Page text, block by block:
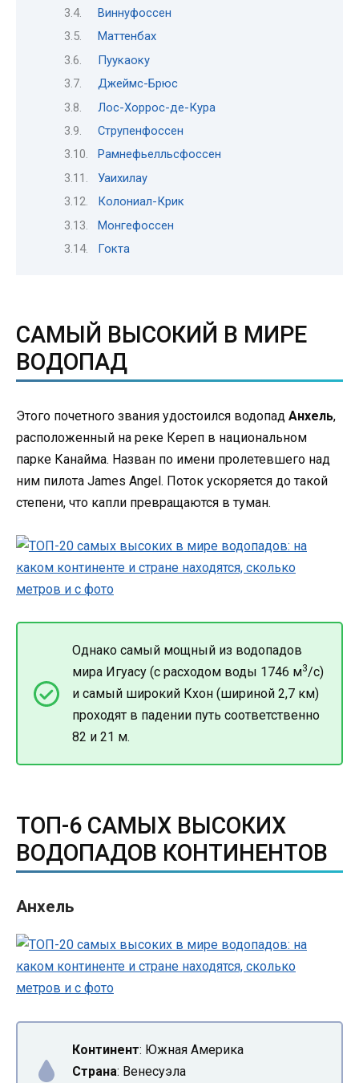
Виннуфоссен
Маттенбах
Пуукаоку
Джеймс-Брюс
Лос-Хоррос-де-Кура
Струпенфоссен
Рамнефьелльсфоссен
Уаихилау
Колониал-Крик
Монгефоссен
Гокта
САМЫЙ ВЫСОКИЙ В МИРЕ
ВОДОПАД
Этого почетного звания удостоился водопад Анхель,
расположенный на реке Кереп в национальном
парке Канайма. Назван по имени пролетевшего над
ним пилота James Angel. Поток ускоряется до такой
степени, что капли превращаются в туман.
Однако самый мощный из водопадов
мира Игуасу (с расходом воды 1746 м3/с)
и самый широкий Кхон (шириной 2,7 км)
проходят в падении путь соответственно
82 и 21 м.
ТОП-6 САМЫХ ВЫСОКИХ
ВОДОПАДОВ КОНТИНЕНТОВ
Анхель
Континент: Южная Америка
Страна: Венесуэла